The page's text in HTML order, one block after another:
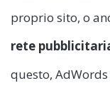
proprio sito, o
rete
questo,